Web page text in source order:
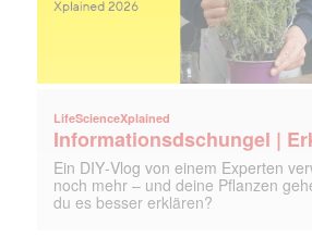
LifeScienceXplained
Informationsdschungel |
Ein DIY‑Vlog von einem Experten
noch mehr – und deine Pflanzen
du es besser erklären?